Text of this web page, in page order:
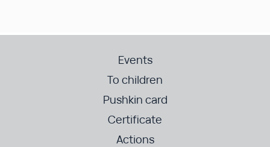
Events
To children
Pushkin card
Certificate
Actions